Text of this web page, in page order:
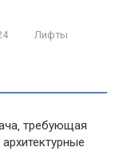
Лифты
требующая